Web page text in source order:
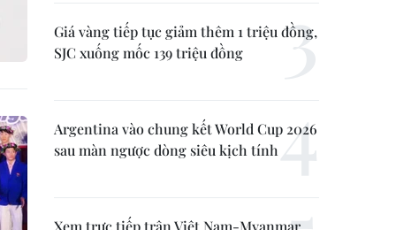
Giá vàng tiếp tục giảm thêm 1 triệu đồng,
SJC xuống mốc 139 triệu đồng
Argentina vào chung kết World Cup 2026
sau màn ngược dòng siêu kịch tính
Xem trực tiếp trận Việt Nam-Myanmar